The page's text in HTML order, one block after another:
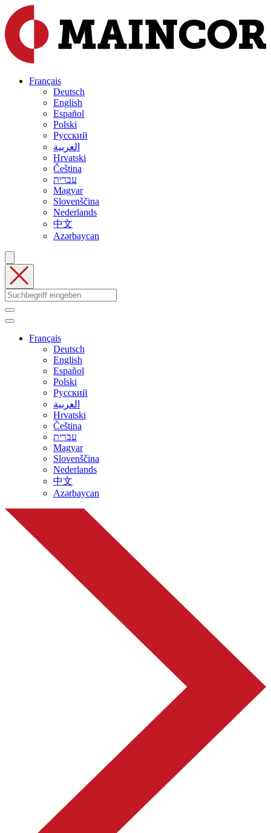
Français
Deutsch
English
Español
Polski
Русский
العربية
Hrvatski
Čeština
עברית
Magyar
Slovenščina
Nederlands
中文
Azərbaycan
Français
Deutsch
English
Español
Polski
Русский
العربية
Hrvatski
Čeština
עברית
Magyar
Slovenščina
Nederlands
中文
Azərbaycan